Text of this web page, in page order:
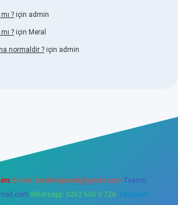
? için admin
? için Meral
normaldir ? için admin
E-mail: backlinkpaneli@gmail.com Teams:
Whatsapp: 0262 606 0 726 Telegram: